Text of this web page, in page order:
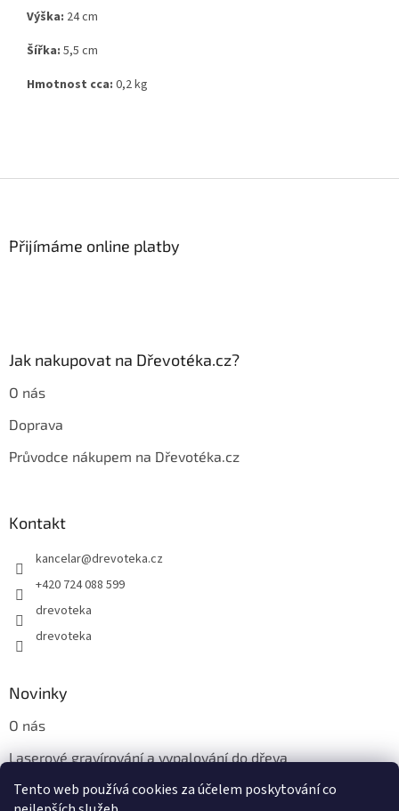
Tento web používá cookies za účelem poskytování co
Výška: 24 cm
Šířka: 5,5 cm
Hmotnost cca: 0,2 kg
Přijímáme online platby
Jak nakupovat na Dřevotéka.cz?
O nás
Doprava
Průvodce nákupem na Dřevotéka.cz
Kontakt
kancelar@drevoteka.cz
+420 724 088 599
drevoteka
drevoteka
Novinky
O nás
Laserové gravírování a vypalování do dřeva
Proč jíst z přírodních dřevěných talířů: Ekologická a Stylová
Volba